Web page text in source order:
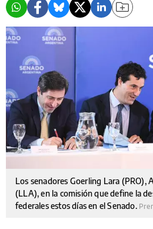
Los senadores Goerling Lara (PRO),
(LLA), en la comisión que define la
federales estos días en el Senado.